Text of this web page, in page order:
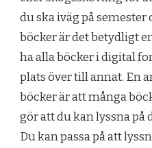
du ska iväg på
böcker är det betydligt
ha alla böcker i digital
plats över till annat. En
böcker är att många
gör att du kan lyssna på
Du kan passa på att